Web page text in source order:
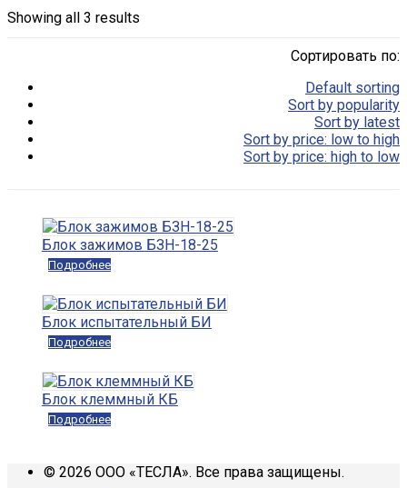
Showing all 3 results
Сортировать по:
Default sorting
Sort by popularity
Sort by latest
Sort by price: low to high
Sort by price: high to low
Блок зажимов БЗН-18-25
Подробнее
Блок испытательный БИ
Подробнее
Блок клеммный КБ
Подробнее
© 2026 ООО «ТЕСЛА». Все права защищены.